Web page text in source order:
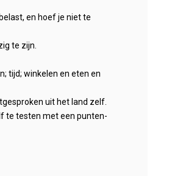
en hoef je niet te
te zijn.
tijd; winkelen en eten en
uit het land zelf.
te testen met een punten-